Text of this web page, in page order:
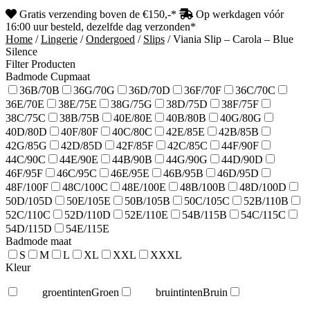
Gratis verzending boven de €150,-*
Op werkdagen vóór
16:00 uur besteld, dezelfde dag verzonden*
Home /Lingerie /Ondergoed / Slips /Viania Slip – Carola – Blue
Silence
Filter Producten
Badmode Cupmaat
36B/70B
36G/70G 36D/70D 36F/70F
36C/70C
36E/70E
38E/75E 38G/75G 38D/75D
38F/75F
38C/75C
38B/75B 40E/80E 40B/80B
40G/80G
40D/80D
40F/80F 40C/80C 42E/85E
42B/85B
42G/85G
42D/85D 42F/85F 42C/85C
44F/90F
44C/90C
44E/90E 44B/90B 44G/90G
44D/90D
46F/95F
46C/95C 46E/95E 46B/95B
46D/95D
48F/100F
48C/100C 48E/100E 48B/100B
48D/100D
50D/105D
50E/105E 50B/105B 50C/105C
52B/110B
52C/110C
52D/110D 52E/110E 54B/115B
54C/115C
54D/115D
54E/115E
Badmode maat
S
M L XL XXL
XXXL
Kleur
groentintenGroen bruintintenBruin